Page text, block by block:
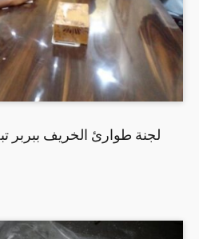
لجنة طوارئ الخريف ببربر